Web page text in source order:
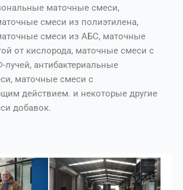
маточные смеси,
смеси из полиэтилена,
смеси из АБС, маточные
от кислорода, маточные смеси с
антибактериальные
маточные смеси с
действием. и некоторые другие
добавок.